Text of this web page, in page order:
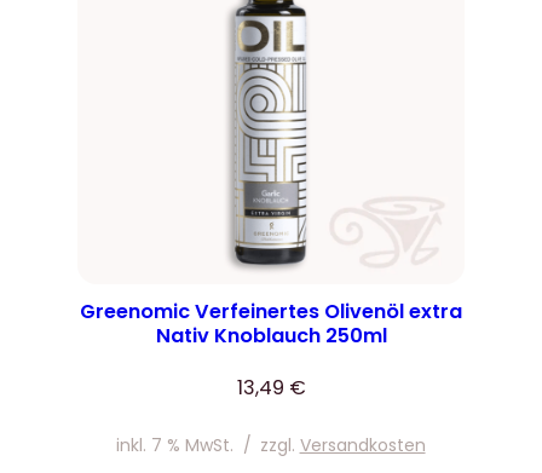
Greenomic Verfeinertes Olivenöl extra
Nativ Knoblauch 250ml
13,49 €
inkl. 7 % MwSt. / zzgl. Versandkosten